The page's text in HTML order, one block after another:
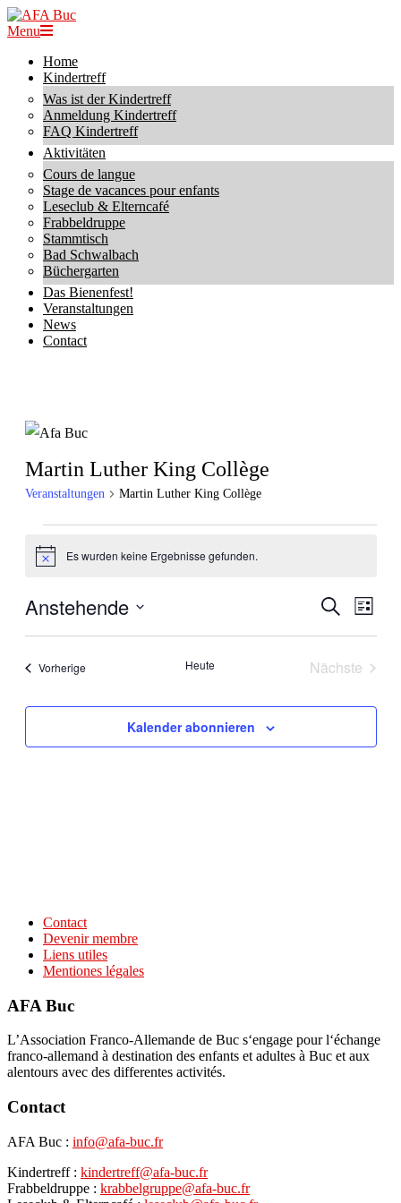
Skip
to
AFA
Primary
Menu
Menu
Home
Kindertreff
Was ist der Kindertreff
Anmeldung Kindertreff
FAQ Kindertreff
Aktivitäten
Cours de langue
Stage de vacances pour enfants
Leseclub & Elterncafé
Frabbeldruppe
Stammtisch
Bad Schwalbach
Büchergarten
Das Bienenfest!
Veranstaltungen
News
Contact
Martin Luther King Collège
Veranstaltungen Martin Luther King Collège
HinweisEs wurden keine Ergebnisse gefunden.
Suche
Liste
Anstehende
VorherigeVeranstaltungen Heute
Nächste
Kalender abonnieren
Contact
Devenir membre
Liens utiles
Mentiones légales
AFA Buc
L’Association Franco-Allemande de Buc s‘engage pour l‘échange
franco-allemand à destination des enfants et adultes à Buc et aux
alentours avec des differentes activités.
Contact
AFA Buc : info@afa-buc.fr
Kindertreff : kindertreff@afa-buc.fr
Frabbeldruppe : krabbelgruppe@afa-buc.fr